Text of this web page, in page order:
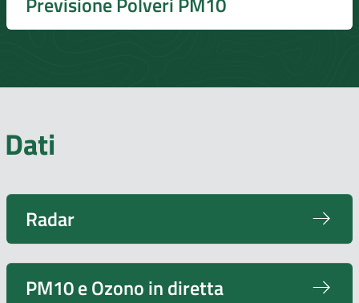
Dati
Radar
PM10 e Ozono in diretta